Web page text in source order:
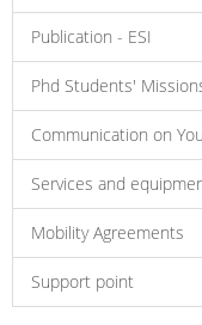
Publication - ESI
Phd Students'
Communication on
Services and
Mobility Agreements
Support point